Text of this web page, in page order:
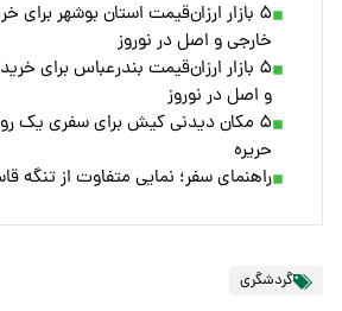
۵ بازار ارزان‌قیمت استان بوشهر
خارجی و اصل در نوروز
۵ بازار ارزان‌قیمت بندرعباس برای
و اصل در نوروز
۵ مکان دیدنی کیش برای سفری یک
حریره
راهنمای سفر؛ نمایی متفاوت از تنگه
گردشگری